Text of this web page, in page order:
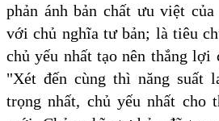
phản ánh bản chất ưu việt
với chủ nghĩa tư bản; là tiêu
chủ yếu nhất tạo nên thắng lợi
"Xét đến cùng thì năng suất
trọng nhất, chủ yếu nhất cho